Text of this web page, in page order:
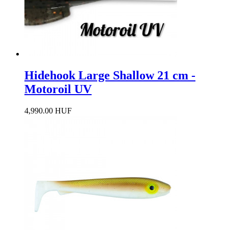
Hidehook Large Shallow 21 cm -
Motoroil UV
4,990.00 HUF